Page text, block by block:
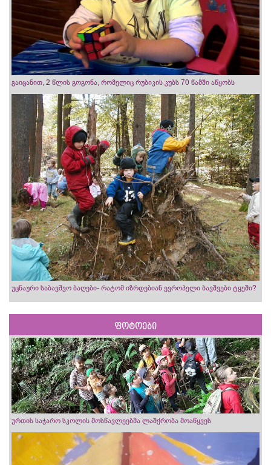
გაიცანით, 2 წლის გოგონა, რომელიც რუბიკის კუბს 70 წამში აწყობს
უცნაური საბავშვო ბაღები- რატომ იზრდებიან ევროპელი ბავშვები ტყეში?
ფოტოები
ურთის საჯარო სკოლის მოსწავლეებმა ლაშქრობა მოაწყვეს